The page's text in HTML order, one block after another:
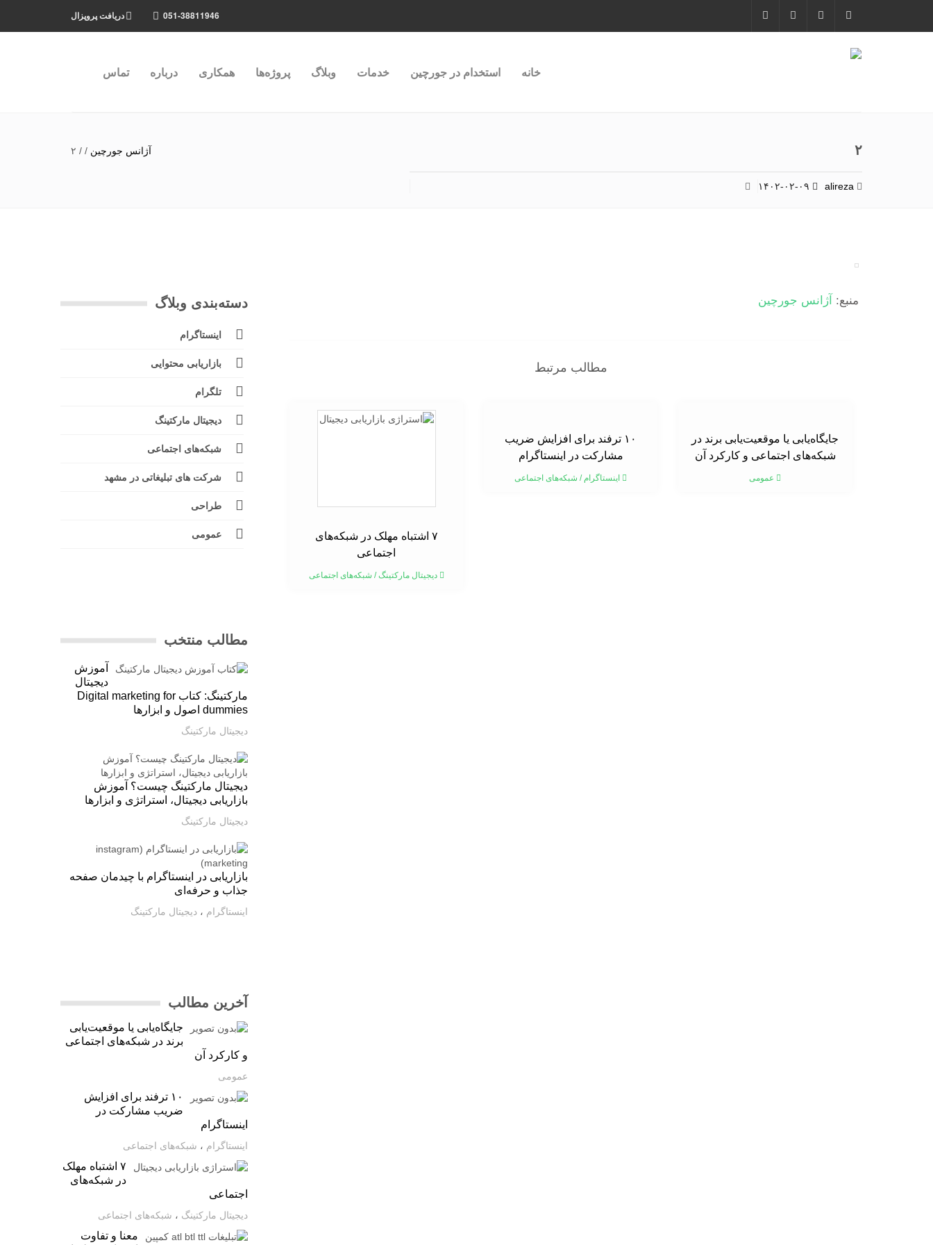
دریافت پروپزال 051-38811946
خانه استخدام در جورچین خدمات وبلاگ پروژه‌ها همکاری درباره تماس
۲
alireza
آژانس جورچین /
/ ۲
منبع: آژانس جورچین
مطالب مرتبط
جایگاه‌یابی یا موقعیت‌یابی برند در
شبکه‌های اجتماعی و کارکرد آن
عمومی
۱۰ ترفند برای افزایش ضریب
مشارکت در اینستاگرام
اینستاگرام / شبکه‌های اجتماعی
۷ اشتباه مهلک در شبکه‌های
اجتماعی
دیجیتال مارکتینگ/ شبکه‌های اجتماعی
دسته‌بندی وبلاگ
اینستاگرام
بازاریابی محتوایی
تلگرام
دیجیتال مارکتینگ
شبکه‌های اجتماعی
شرکت های تبلیغاتی در مشهد
طراحی
عمومی
مطالب منتخب
آموزش
دیجیتال
مارکتینگ: کتاب Digital marketing for
dummies اصول و ابزارها
دیجیتال مارکتینگ
دیجیتال مارکتینگ چیست؟ آموزش
بازاریابی دیجیتال، استراتژی و ابزارها
دیجیتال مارکتینگ
بازاریابی در اینستاگرام با چیدمان صفحه
جذاب و حرفه‌ای
اینستاگرام ، دیجیتال مارکتینگ
آخرین مطالب
جایگاه‌یابی یا موقعیت‌یابی
برند در شبکه‌های اجتماعی
و کارکرد آن
عمومی
۱۰ ترفند برای افزایش
ضریب مشارکت در
اینستاگرام
اینستاگرام ، شبکه‌های اجتماعی
۷ اشتباه مهلک
در شبکه‌های
اجتماعی
دیجیتال مارکتینگ ، شبکه‌های اجتماعی
معنا و تفاوت